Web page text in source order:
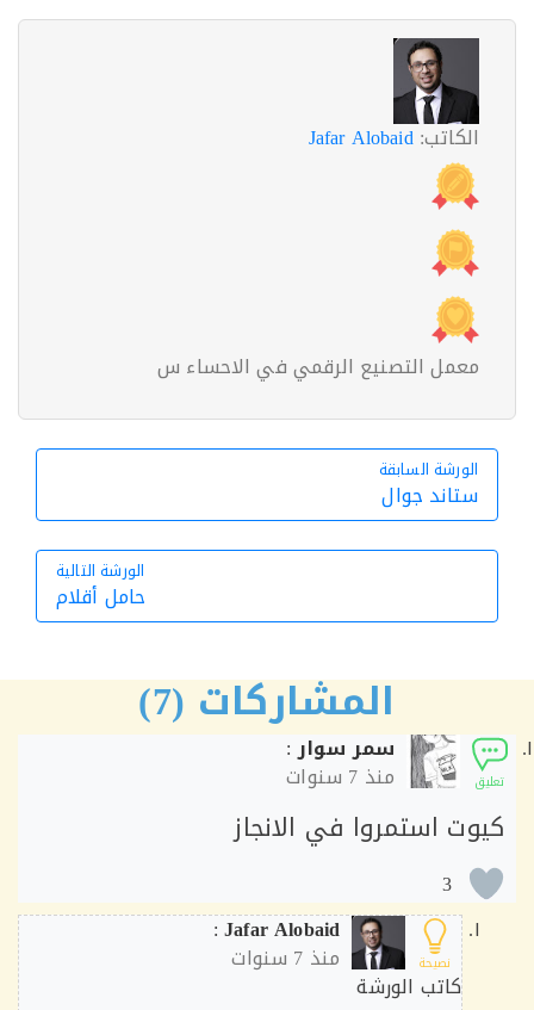
الكاتب:Jafar Alobaid
معمل التصنيع الرقمي في الاحساء س
الورشة السابقة
الورشة السابقة
ستاند جوال
الورشة التالية
الورشة
حامل أقلام
المشاركات (7)
سمر سوار:
منذ
استمروا في الانجاز
3
Jafar Alobaid
:
منذ7 سنوات
كاتب الورشة